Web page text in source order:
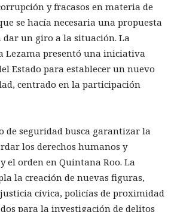
y fracasos en materia de
se hacía necesaria una propuesta
dar un giro a la situación. La
Lezama presentó una iniciativa
Estado para establecer un nuevo
centrado en la participación
de seguridad busca garantizar la
los derechos humanos y
el orden en Quintana Roo. La
la creación de nuevas figuras,
cívica, policías de proximidad
para la investigación de delitos